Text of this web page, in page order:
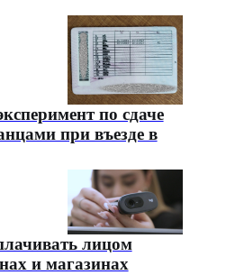
по сдаче
при въезде в
лицом
и магазинах